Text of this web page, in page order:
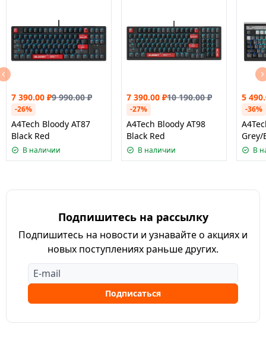
7 390.00 ₽9 990.00₽
-26%
A4Tech Bloody AT87
Black Red
В наличии
7 390.00 ₽10 190.00₽
-27%
A4Tech Bloody AT98
Black Red
В наличии
5
-36%
Grey/
В
Подпишитесь на рассылку
Подпишитесь на новости и узнавайте о акциях и
новых поступлениях раньше других.
Подписаться